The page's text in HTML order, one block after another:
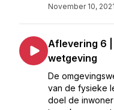
November 10, 2021
Aflevering 6
wetgeving
De
van de fysieke
doel de